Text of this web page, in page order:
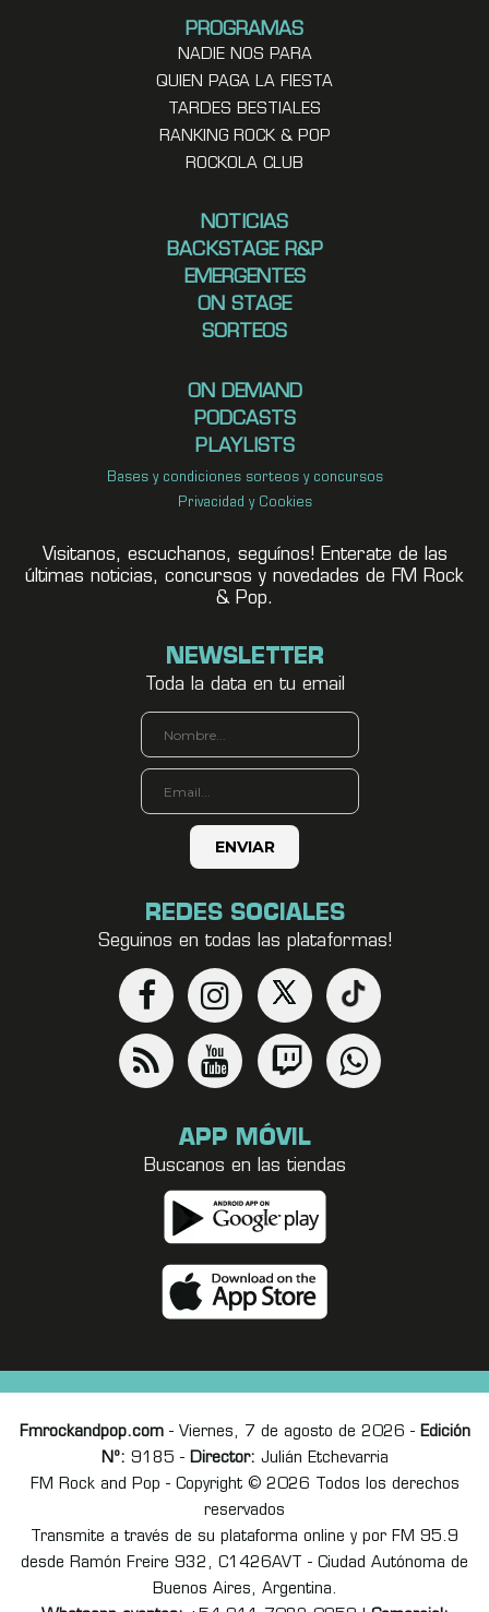
PROGRAMAS
NADIE NOS PARA
QUIEN PAGA LA FIESTA
TARDES BESTIALES
RANKING ROCK & POP
ROCKOLA CLUB
NOTICIAS
BACKSTAGE R&P
EMERGENTES
ON STAGE
SORTEOS
ON DEMAND
PODCASTS
PLAYLISTS
Bases y condiciones sorteos y concursos
Privacidad y Cookies
Visitanos, escuchanos, seguínos! Enterate de las
últimas noticias, concursos y novedades de FM Rock
& Pop.
NEWSLETTER
Toda la data en tu email
REDES SOCIALES
Seguinos en todas las plataformas!
APP MÓVIL
Buscanos en las tiendas
Fmrockandpop.com- Viernes, 7 de agosto de 2026 - Edición
Nº: 9185 - Director: Julián Etchevarria
FM Rock and Pop - Copyright © 2026 Todos los derechos
reservados
Transmite a través de su plataforma online y por FM 95.9
desde Ramón Freire 932, C1426AVT - Ciudad Autónoma de
Buenos Aires, Argentina.